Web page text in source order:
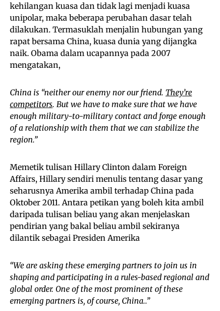
kehilangan kuasa dan tidak lagi menjadi kuasa
unipolar, maka beberapa perubahan dasar telah
dilakukan. Termasuklah menjalin hubungan yang
rapat bersama China, kuasa dunia yang dijangka
naik. Obama dalam ucapannya pada 2007
mengatakan,
China is “neither our enemy nor our friend. They’re
competitors. But we have to make sure that we have
enough military-to-military contact and forge enough
of a relationship with them that we can stabilize the
region.”
Memetik tulisan Hillary Clinton dalam Foreign
Affairs, Hillary sendiri menulis tentang dasar yang
seharusnya Amerika ambil terhadap China pada
Oktober 2011. Antara petikan yang boleh kita ambil
daripada tulisan beliau yang akan menjelaskan
pendirian yang bakal beliau ambil sekiranya
dilantik sebagai Presiden Amerika
“We are asking these emerging partners to join us in
shaping and participating in a rules-based regional and
global order. One of the most prominent of these
emerging partners is, of course, China..”